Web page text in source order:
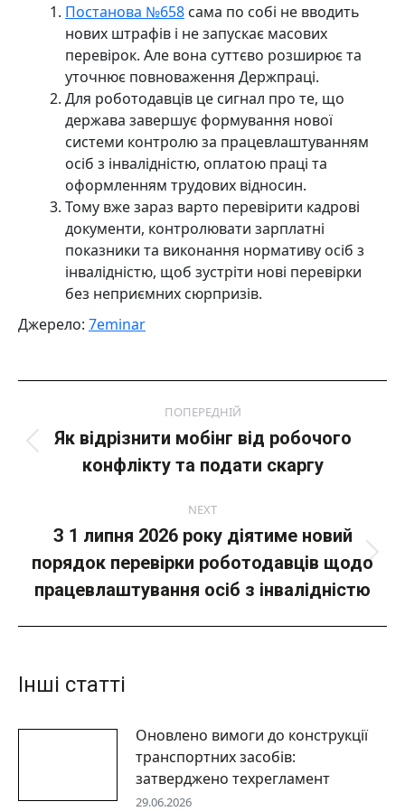
Постанова №658 сама по собі не вводить
нових штрафів і не запускає масових
перевірок. Але вона суттєво розширює та
уточнює повноваження Держпраці.
Для роботодавців це сигнал про те, що
держава завершує формування нової
системи контролю за працевлаштуванням
осіб з інвалідністю, оплатою праці та
оформленням трудових відносин.
Тому вже зараз варто перевірити кадрові
документи, контролювати зарплатні
показники та виконання нормативу осіб з
інвалідністю, щоб зустріти нові перевірки
без неприємних сюрпризів.
Джерело: 7eminar
ПОПЕРЕДНІЙ
Попередній
пост:
Як відрізнити мобінг від робочого
конфлікту та подати скаргу
NEXT
Next
post:
З 1 липня 2026 року діятиме новий
порядок перевірки роботодавців щодо
працевлаштування осіб з інвалідністю
Інші статті
Оновлено вимоги до конструкції
транспортних засобів:
затверджено техрегламент
29.06.2026